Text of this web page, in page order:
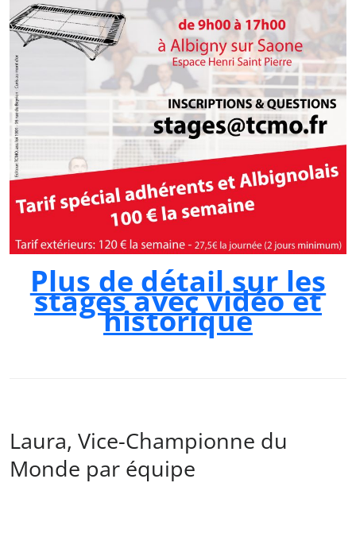
Plus de détail sur les
stages avec vidéo et
historique
Laura, Vice-Championne du
Monde par équipe